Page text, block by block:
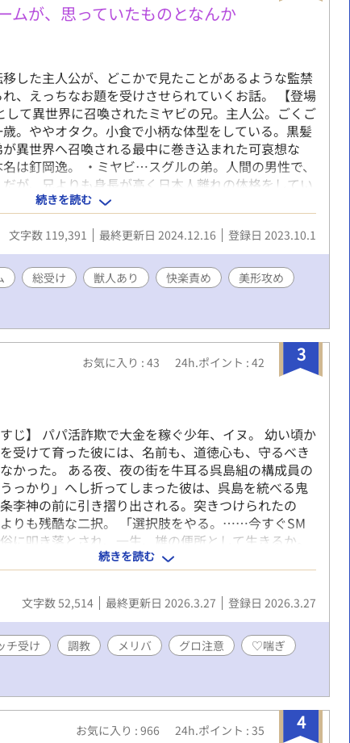
ムが、思っていたものとなんか
した主人公が、どこかで見たことがあるような監禁
、えっちなお題を受けさせられていくお話。 【登場
て異世界に召喚されたミヤビの兄。主人公。ごくご
。ややオタク。小食で小柄な体型をしている。黒髪
異世界へ召喚される最中に巻き込まれた可哀想な
は釘岡逸。 ・ミヤビ…スグルの弟。人間の男性で、
が、兄よりも身長が高く日本人離れの体格をしてい
日頃からスグルを見下しており、気に入らないこと
を聞かせている。自信家。本名は釘岡雅。 ・セル…
国に仕える最高位の騎士。魔法は少々扱うことができ
身長は二メートル近くある。青髪青目。一見、厳格
しい。小動物(リス)を家で飼っている。 ・ルイス…
国に仕える最高位の魔術師。詠唱なく魔法を使うこ
ではない。着痩せするタイプで当たり前のように腹
見、優しそうな性格に見えるが、結構腹黒。好きな
バイロン…異世界の男性。虎の獣人。職業は国に仕え
。魔法であらゆる獣を呼び出し使役することができ
く、筋肉質。体術も得意。ホワイトタイガーのよう
なので人間の子供からは恐れられているが、本人は
は甘党。 ※監禁デスゲームとありますが、中身はあ
。美形攻め。なんやかんやと巻き込まれて可哀想な主
大丈夫です。バトルシーンなし。ちょっとしたどんで
(※)印のあるページはグロ注意。 ムーンライトノベル
続きを読む
文字数 119,391 最終更新日 2024.12.16 登録日 2023.10.1
総受け 獣人あり 快楽責め
美形攻め
3
お気に入り : 43 24h.ポイント : 42
すじ】 パパ活詐欺で大金を稼ぐ少年、イヌ。 幼い頃か
受けて育った彼には、名前も、道徳心も、守るべき
かった。 ある夜、夜の街を牛耳る呉島組の構成員の
っかり」へし折ってしまった彼は、呉島を統べる鬼
李神の前に引き摺り出される。突きつけられたの
りも残酷な二択。 「選択肢をやる。……今すぐSM
に叩き落とされ、一生、雄の便所として生きるか。
は、俺の『犬』として、死ぬまで俺の靴を舐めるか。
せよ地獄だと思うが……、どうする？」 ⚠️注意⚠️ こ
には、下記の表現があります。 ※受けの虐待、レイプ
あり ※貞操概念皆無のビッチ受け ※ハードなプレイ、
けの薬物使用 ※殺人、暴行などのグロ表現等… 苦
続きを読む
文字数 52,514 最終更新日 2026.3.27 登録日 2026.3.27
チ受け 調教 メリバ グロ注意
♡喘ぎ
4
お気に入り : 966 24h.ポイント : 35